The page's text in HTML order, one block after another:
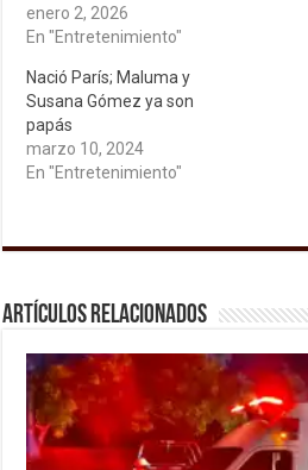
enero 2, 2026
En "Entretenimiento"
Nació París; Maluma y
Susana Gómez ya son
papás
marzo 10, 2024
En "Entretenimiento"
Artículos relacionados